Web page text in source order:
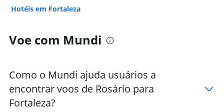
Hotéis em Fortaleza
Hotéis em Cumbuco
Hotéis em Beberibe
Hotéis em Caucaia
Hotéis em Camocim
Voe com Mundi
Como o Mundi ajuda usuários a
encontrar voos de Rosário para
Fortaleza?